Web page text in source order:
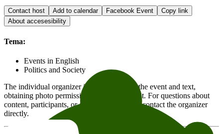
Contact host Add to calendar Facebook Event
Copy link
About accesesibility
Tema:
Events in English
Politics and Society
The individual organizer is responsible for the event and text,
obtaining photo permission, and photo credit. For questions about
content, participants, or other details, please contact the organizer
directly.